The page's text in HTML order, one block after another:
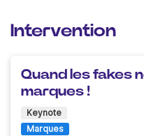
Intervention
Quand les fakes
marques !
Keynote
Marques